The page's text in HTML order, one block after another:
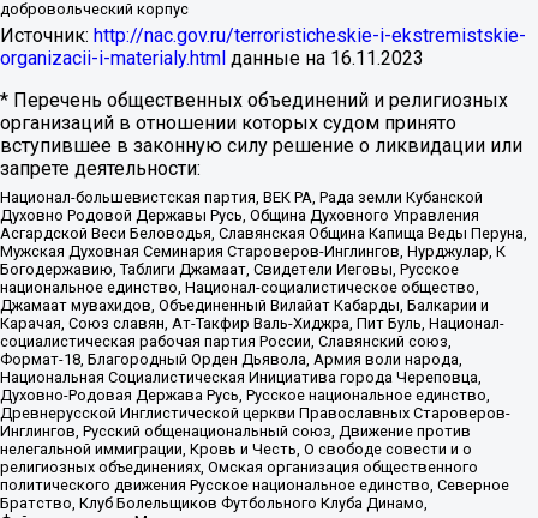
добровольческий корпус
Источник: http://nac.gov.ru/terroristicheskie-i-ekstremistskie-
organizacii-i-materialy.html данные на 16.11.2023
* Перечень общественных объединений и религиозных
организаций в отношении которых судом принято
вступившее в законную силу решение о ликвидации или
запрете деятельности:
Национал-большевистская партия, ВЕК РА, Рада земли Кубанской
Духовно Родовой Державы Русь, Община Духовного Управления
Асгардской Веси Беловодья, Славянская Община Капища Веды Перуна,
Мужская Духовная Семинария Староверов-Инглингов, Нурджулар, К
Богодержавию, Таблиги Джамаат, Свидетели Иеговы, Русское
национальное единство, Национал-социалистическое общество,
Джамаат мувахидов, Объединенный Вилайат Кабарды, Балкарии и
Карачая, Союз славян, Ат-Такфир Валь-Хиджра, Пит Буль, Национал-
социалистическая рабочая партия России, Славянский союз,
Формат-18, Благородный Орден Дьявола, Армия воли народа,
Национальная Социалистическая Инициатива города Череповца,
Духовно-Родовая Держава Русь, Русское национальное единство,
Древнерусской Инглистической церкви Православных Староверов-
Инглингов, Русский общенациональный союз, Движение против
нелегальной иммиграции, Кровь и Честь, О свободе совести и о
религиозных объединениях, Омская организация общественного
политического движения Русское национальное единство, Северное
Братство, Клуб Болельщиков Футбольного Клуба Динамо,